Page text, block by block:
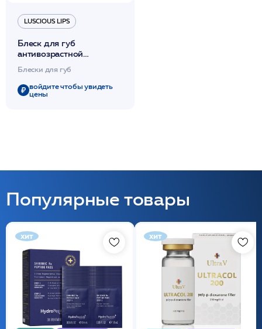
LUSCIOUS LIPS
Блеск для губ
антивозрастной
LusciousLips тон №326
"Main Attraction" 7мл
/INFRACYTE
Блески для губ
войдите чтобы увидеть
цены
Популярные товары
хит хит